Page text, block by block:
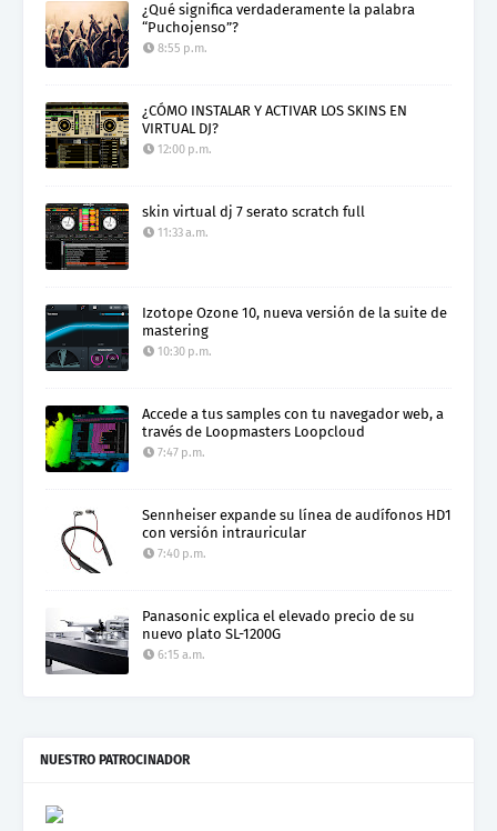
¿Qué significa verdaderamente la palabra
“Puchojenso”?
8:55 p.m.
¿CÓMO INSTALAR Y ACTIVAR LOS SKINS EN
VIRTUAL DJ?
12:00 p.m.
skin virtual dj 7 serato scratch full
11:33 a.m.
Izotope Ozone 10, nueva versión de la suite de
mastering
10:30 p.m.
Accede a tus samples con tu navegador web, a
través de Loopmasters Loopcloud
7:47 p.m.
Sennheiser expande su línea de audífonos HD1
con versión intrauricular
7:40 p.m.
Panasonic explica el elevado precio de su
nuevo plato SL-1200G
6:15 a.m.
NUESTRO PATROCINADOR